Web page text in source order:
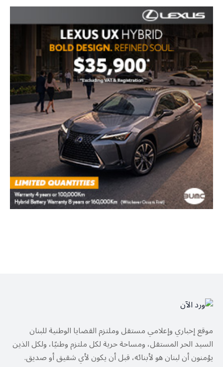
موقع إخباري وإعلامي مستقل وملتزم القضايا الوطنية للبنان
السيد الحر المستقل، ومساحة حرية لكل ملتزم وطنيًا، ولكل الذين
يؤمنون أن لبنان هو لأبنائه، قبل أن يكون لأي شقيق أو صديق.